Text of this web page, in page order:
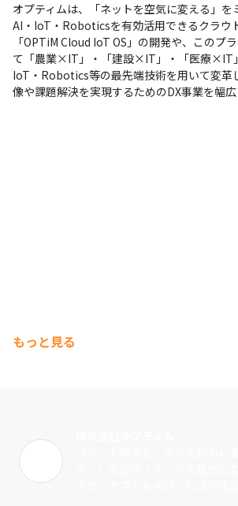
現場で選択可能（Windows/Mac）
オプティムは、「ネットを空気に変える」を
AI・IoT・Roboticsを有効活用できるクラウ
「OPTiM Cloud IoT OS」の開発や、このプ
て「農業×IT」・「建設×IT」・「医療×IT
IoT・Robotics等の最先端技術を用いて変革
像や課題解決を実現するためのDX事業を幅広
もっと見る